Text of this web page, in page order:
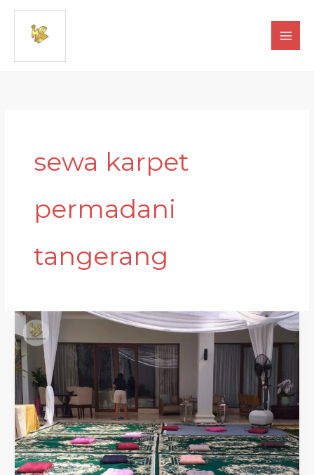
Lewati
sewa karpet
permadani
tangerang
SEWA
KARPET
PERMADANI
JAKARTA